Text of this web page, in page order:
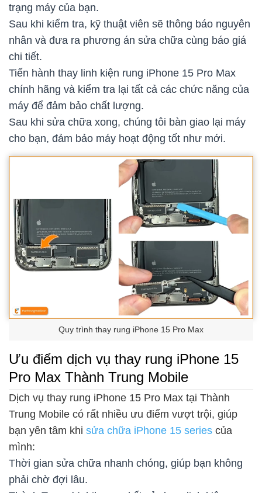
trạng máy của bạn.
Sau khi kiểm tra, kỹ thuật viên sẽ thông báo nguyên
nhân và đưa ra phương án sửa chữa cùng báo giá
chi tiết.
Tiến hành thay linh kiện rung iPhone 15 Pro Max
chính hãng và kiểm tra lại tất cả các chức năng của
máy để đảm bảo chất lượng.
Sau khi sửa chữa xong, chúng tôi bàn giao lại máy
cho bạn, đảm bảo máy hoạt động tốt như mới.
Quy trình thay rung iPhone 15 Pro Max
Ưu điểm dịch vụ thay rung iPhone 15
Pro Max Thành Trung Mobile
Dịch vụ thay rung iPhone 15 Pro Max tại Thành
Trung Mobile có rất nhiều ưu điểm vượt trội, giúp
bạn yên tâm khi sửa chữa iPhone 15 series của
mình:
Thời gian sửa chữa nhanh chóng, giúp bạn không
phải chờ đợi lâu.